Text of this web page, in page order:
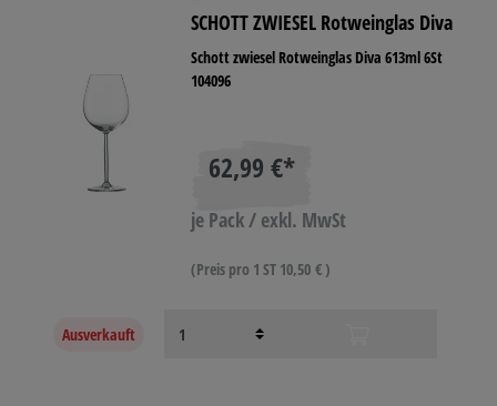
SCHOTT ZWIESEL Rotweinglas Diva
Schott zwiesel Rotweinglas Diva 613ml 6St
104096
62,99 €*
je Pack / exkl. MwSt
(Preis pro 1 ST 10,50 € )
Ausverkauft